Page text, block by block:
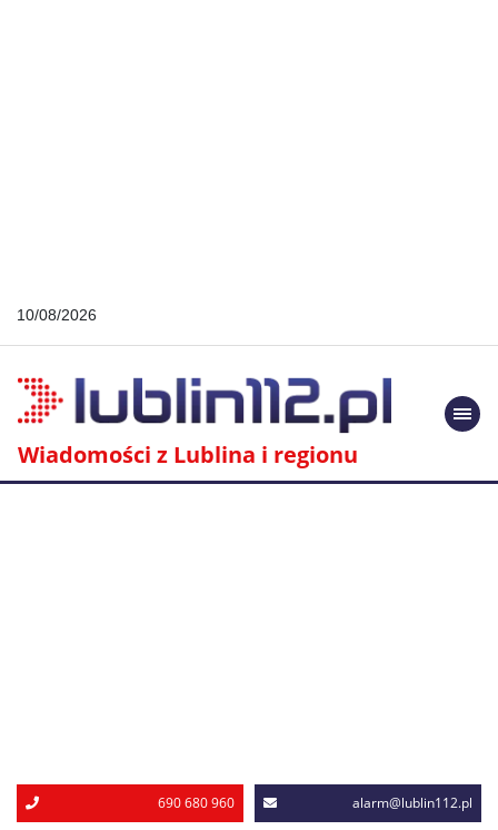
10/08/2026
Wiadomości z Lublina i regionu
690 680 960 alarm@lublin112.pl